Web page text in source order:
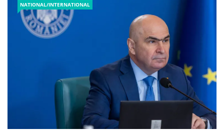
NATIONAL/INTERNATIONAL